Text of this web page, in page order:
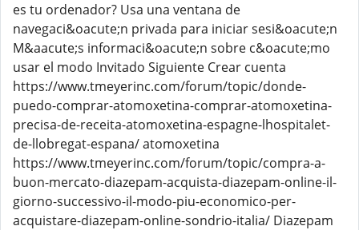
es tu ordenador? Usa una ventana de
navegaci&oacute;n privada para iniciar sesi&oacute;n
M&aacute;s informaci&oacute;n sobre c&oacute;mo
usar el modo Invitado Siguiente Crear cuenta
https://www.tmeyerinc.com/forum/topic/donde-
puedo-comprar-atomoxetina-comprar-atomoxetina-
precisa-de-receita-atomoxetina-espagne-lhospitalet-
de-llobregat-espana/ atomoxetina
https://www.tmeyerinc.com/forum/topic/compra-a-
buon-mercato-diazepam-acquista-diazepam-online-il-
giorno-successivo-il-modo-piu-economico-per-
acquistare-diazepam-online-sondrio-italia/ Diazepam